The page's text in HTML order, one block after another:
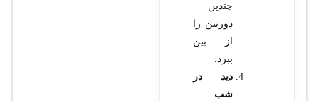
چندین
دوربین را
از بین
ببرد.
دید در
شب